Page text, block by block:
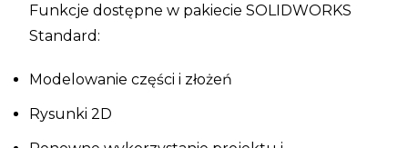
Funkcje dostępne w pakiecie SOLIDWORKS
Standard:
Modelowanie części i złożeń
Rysunki 2D